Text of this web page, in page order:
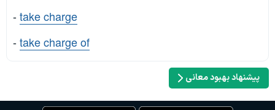
-take charge
-take charge of
پیشنهاد بهبود معانی